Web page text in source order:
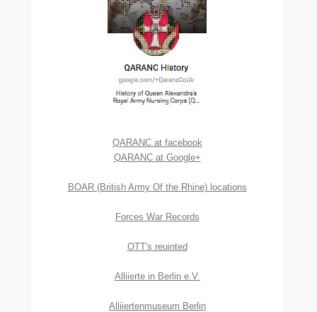
QARANC at facebook
QARANC at Google+
BOAR (British Army Of the Rhine) locations
Forces War Records
OTT's reuinted
Alliierte in Berlin e.V.
Alliiertenmuseum Berlin